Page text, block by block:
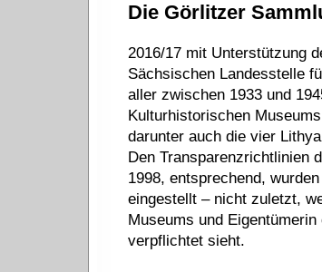
Die Görlitzer
2016/17 mit Unterstützung
Sächsischen Landesstelle
aller zwischen 1933 und
Kulturhistorischen
darunter auch die vier
Den Transparenzrichtlinien
1998, entsprechend,
eingestellt – nicht zuletzt,
Museums und
verpflichtet sieht.